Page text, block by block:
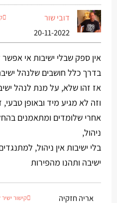
דובי שור
20-11-2022
אין ספק שבלי ישיבות אי
בדרך כלל חושבים שלנהל
אז זהו שלא, על מנת לנהל
וזה לא מגיע מיד ובאופן
אחרי שלומדים ומתאמנים
ניהול,
בלי ישיבות אין ניהול,
ישיבה ותהנו מהפירות
אריה חזקיה
קישור